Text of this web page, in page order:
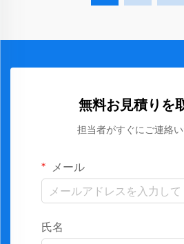
無料お見積りを
担当者がすぐにご連絡い
メール
氏名